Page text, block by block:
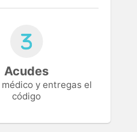
Acudes
y entregas el
código